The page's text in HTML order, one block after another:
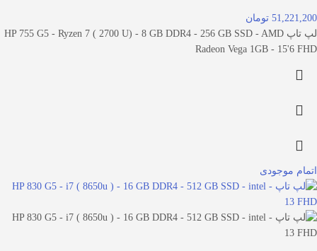
51,221,200 تومان
لپ تاپ HP 755 G5 - Ryzen 7 ( 2700 U) - 8 GB DDR4 - 256 GB SSD - AMD
Radeon Vega 1GB - 15'6 FHD
اتمام موجودی